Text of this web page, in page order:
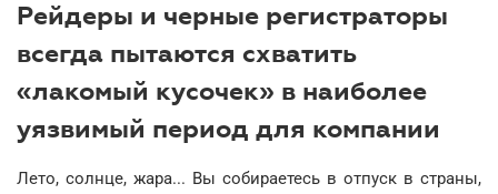
Рейдеры и черные регистраторы
всегда пытаются схватить
«лакомый кусочек» в наиболее
уязвимый период для компании
Лето, солнце, жара... Вы собираетесь в отпуск в страны,